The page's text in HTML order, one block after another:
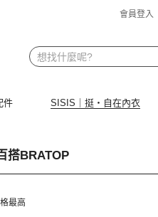
會員登入
件 SISIS｜挺‧自在內衣
搭BRATOP
最高